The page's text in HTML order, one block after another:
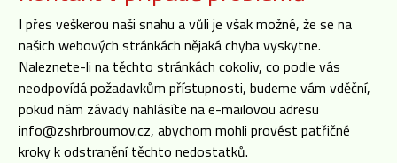
I přes veškerou naši snahu a vůli je však možné, že se na
našich webových stránkách nějaká chyba vyskytne.
Naleznete-li na těchto stránkách cokoliv, co podle vás
neodpovídá požadavkům přístupnosti, budeme vám vděční,
pokud nám závady nahlásíte na e-mailovou adresu
info@zshrbroumov.cz, abychom mohli provést patřičné
kroky k odstranění těchto nedostatků.